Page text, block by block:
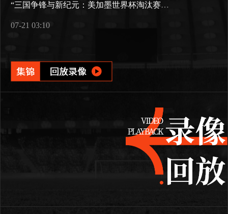
“三国争锋与新纪元：美加墨世界杯淘汰赛版图重构”
07-21 03:10